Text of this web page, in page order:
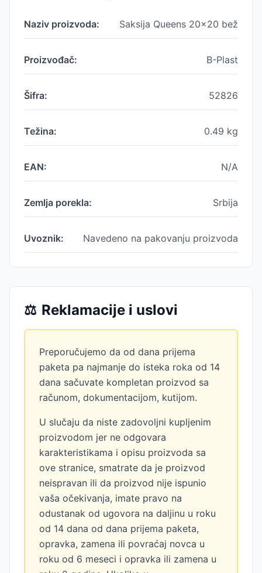
Naziv proizvoda: Saksija Queens 20x20 bež
Proizvođač: B-Plast
Šifra: 52826
Težina: 0.49 kg
EAN: N/A
Zemlja porekla: Srbija
Uvoznik: Navedeno na pakovanju proizvoda
⚖️ Reklamacije i uslovi
Preporučujemo da od dana prijema
paketa pa najmanje do isteka roka od 14
dana sačuvate kompletan proizvod sa
računom, dokumentacijom, kutijom.
U slučaju da niste zadovoljni kupljenim
proizvodom jer ne odgovara
karakteristikama i opisu proizvoda sa
ove stranice, smatrate da je proizvod
neispravan ili da proizvod nije ispunio
vaša očekivanja, imate pravo na
odustanak od ugovora na daljinu u roku
od 14 dana od dana prijema paketa,
opravka, zamena ili povraćaj novca u
roku od 6 meseci i opravka ili zamena u